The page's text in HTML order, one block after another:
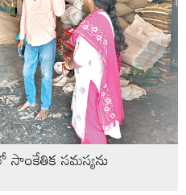
సాంకేతిక సమస్యను